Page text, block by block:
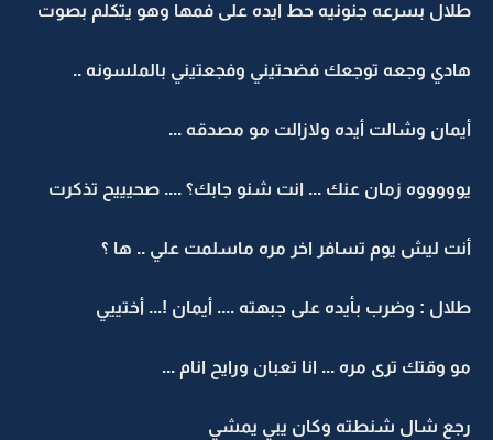
طلال بسرعه جنونيه حط ايده على فمها وهو يتكلم بصوت
هادي وجعه توجعك فضحتيني وفجعتيني بالملسونه ..
أيمان وشالت أيده ولازالت مو مصدقه ...
يوووووه زمان عنك ... انت شنو جابك؟ .... صحيييح تذكرت
أنت ليش يوم تسافر اخر مره ماسلمت علي .. ها ؟
طلال : وضرب بأيده على جبهته .... أيمان !... أختييي
مو وقتك ترى مره ... انا تعبان ورايح انام ...
رجع شال شنطته وكان يبي يمشي